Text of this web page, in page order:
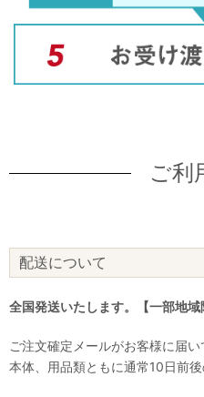
ご利
配送について
全国発送いたします。【一部地域
ご注文確定メールがお客様に届
本体、用品類ともに通常10日前